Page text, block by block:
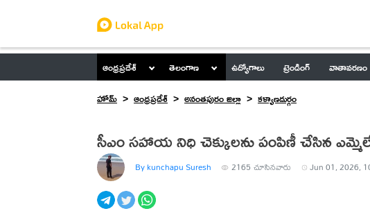
ఆంధ్రప్రదేశ్ తెలంగాణ ఉద్యోగాలు ట్రెండింగ్ వాతావరణం
హోమ్
ఆంధ్రప్రదేశ్ అనంతపురం జిల్లా కళ్యాణదుర్గం
సీఎం సహాయ నిధి చెక్కులను పంపిణీ చేసిన
By kunchapu Suresh 2165 చూసినవారు Jun 01, 2026,